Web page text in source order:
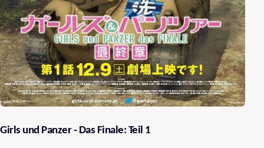
Girls und Panzer - Das Finale: Teil 1